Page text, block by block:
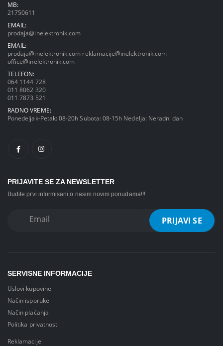
MB:
21750611
EMAIL:
prodaja@inelektronik.com
EMAIL:
prodaja@inelektronik.com reklamacije@inelektronik.com
office@inelektronik.com
TELEFON:
064 1144 728
011 8062 320
011 7873 521
RADNO VREME:
Ponedeljak-Petak: 08-20h Subota: 08-15h Nedelja: Neradni dan
PRIJAVITE SE ZA NEWSLETTER
Budite prvi informisani o nasim novim ponudama!!!
SERVISNE INFORMACIJE
Uslovi kupovine
Način isporuke
Način plaćanja
Politika privatnosti
Reklamacije